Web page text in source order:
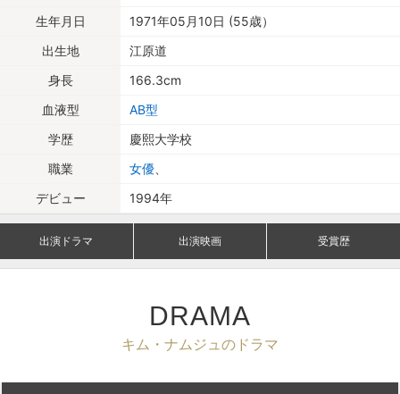
生年月日
1971年05月10日 (55歳）
出生地
江原道
身長
166.3cm
血液型
AB型
学歴
慶熙大学校
職業
女優
デビュー
1994年
出演ドラマ 出演映画 受賞歴
DRAMA
キム・ナムジュのドラマ